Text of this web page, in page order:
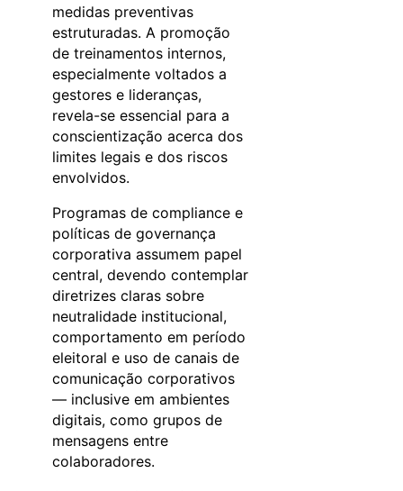
medidas preventivas
estruturadas. A promoção
de treinamentos internos,
especialmente voltados a
gestores e lideranças,
revela-se essencial para a
conscientização acerca dos
limites legais e dos riscos
envolvidos.
Programas de compliance e
políticas de governança
corporativa assumem papel
central, devendo contemplar
diretrizes claras sobre
neutralidade institucional,
comportamento em período
eleitoral e uso de canais de
comunicação corporativos
— inclusive em ambientes
digitais, como grupos de
mensagens entre
colaboradores.